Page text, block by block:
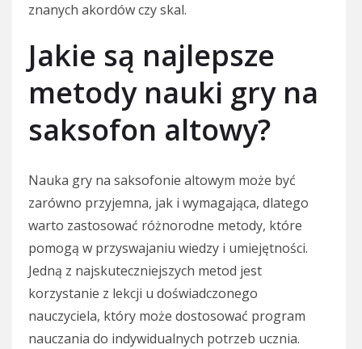
znanych akordów czy skal.
Jakie są najlepsze
metody nauki gry na
saksofon altowy?
Nauka gry na saksofonie altowym może być
zarówno przyjemna, jak i wymagająca, dlatego
warto zastosować różnorodne metody, które
pomogą w przyswajaniu wiedzy i umiejętności.
Jedną z najskuteczniejszych metod jest
korzystanie z lekcji u doświadczonego
nauczyciela, który może dostosować program
nauczania do indywidualnych potrzeb ucznia.